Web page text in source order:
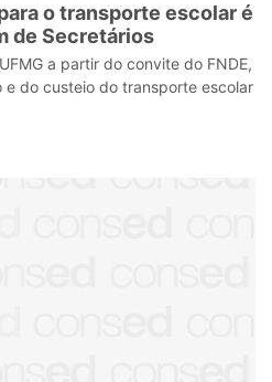
o transporte escolar é
de Secretários
a partir do convite do FNDE,
e do custeio do transporte escolar